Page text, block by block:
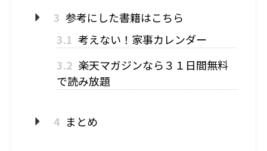
3 参考にした書籍はこちら
3.1 考えない！家事カレンダー
3.2 楽天マガジンなら３１日間無料
で読み放題
4 まとめ